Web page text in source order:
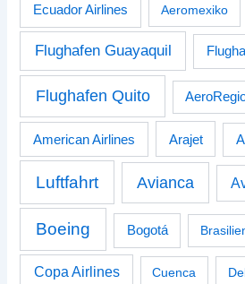
Ecuador Airlines Aeromexiko
Flughafen Guayaquil
Flughafen Quito
American Airlines Arajet
Luftfahrt Avianca
Boeing Bogotá
Copa Airlines Cuenca